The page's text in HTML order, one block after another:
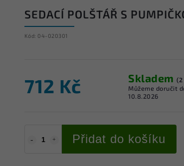
SEDACÍ POLŠTÁŘ S
Kód: 04-020301
712 Kč Skladem(2
Můžeme doručit
10.8.2026
Přidat do košíku